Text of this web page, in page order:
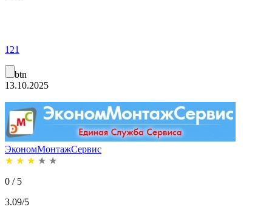
121
btn
13.10.2025
ЭкономМонтажСервис
★ ★ ★ ★ ★
0 / 5
3.09/5